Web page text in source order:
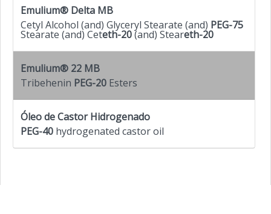
Emulium® Delta MB
Cetyl Alcohol (and) Glyceryl Stearate (and) PEG-75
Stearate (and) Ceteth-20(and) Steareth-20
Emulium® 22 MB
Tribehenin PEG-20 Esters
Óleo de Castor Hidrogenado
PEG-40 hydrogenated castor oil